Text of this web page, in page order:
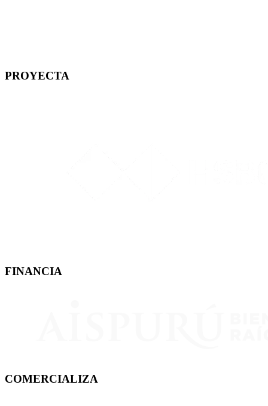
PROYECTA
FINANCIA
COMERCIALIZA